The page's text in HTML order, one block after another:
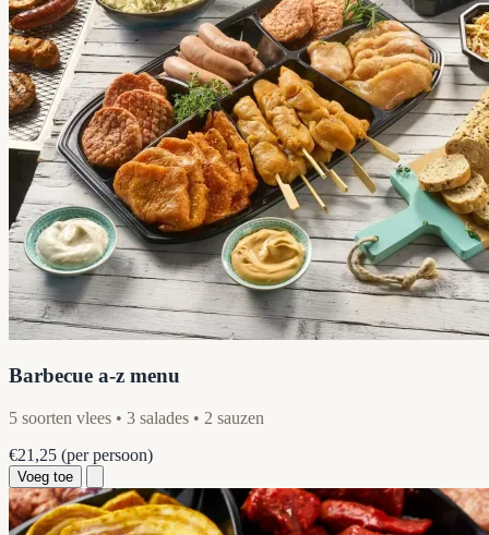
Barbecue a-z menu
5 soorten vlees • 3 salades • 2 sauzen
€21,25 (per persoon)
Voeg toe